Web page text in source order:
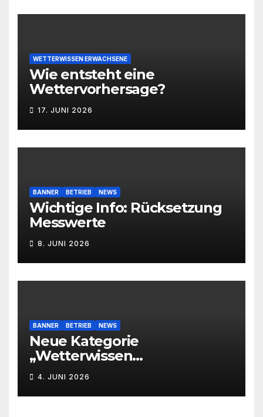
WETTERWISSEN ERWACHSENE
Wie entsteht eine
Wettervorhersage?
17. JUNI 2026
BANNER BETRIEB NEWS
Wichtige Info: Rücksetzung
Messwerte
8. JUNI 2026
BANNER BETRIEB NEWS
Neue Kategorie
„Wetterwissen
leichtverständlich“
4. JUNI 2026